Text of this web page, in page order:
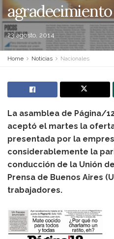
23 agosto, 2014
Home Noticias Nacionales
La asamblea de Página/
aceptó el martes la
presentada por la
considerablemente la
conducción de la Unión
Prensa de Buenos Aires
trabajadores.